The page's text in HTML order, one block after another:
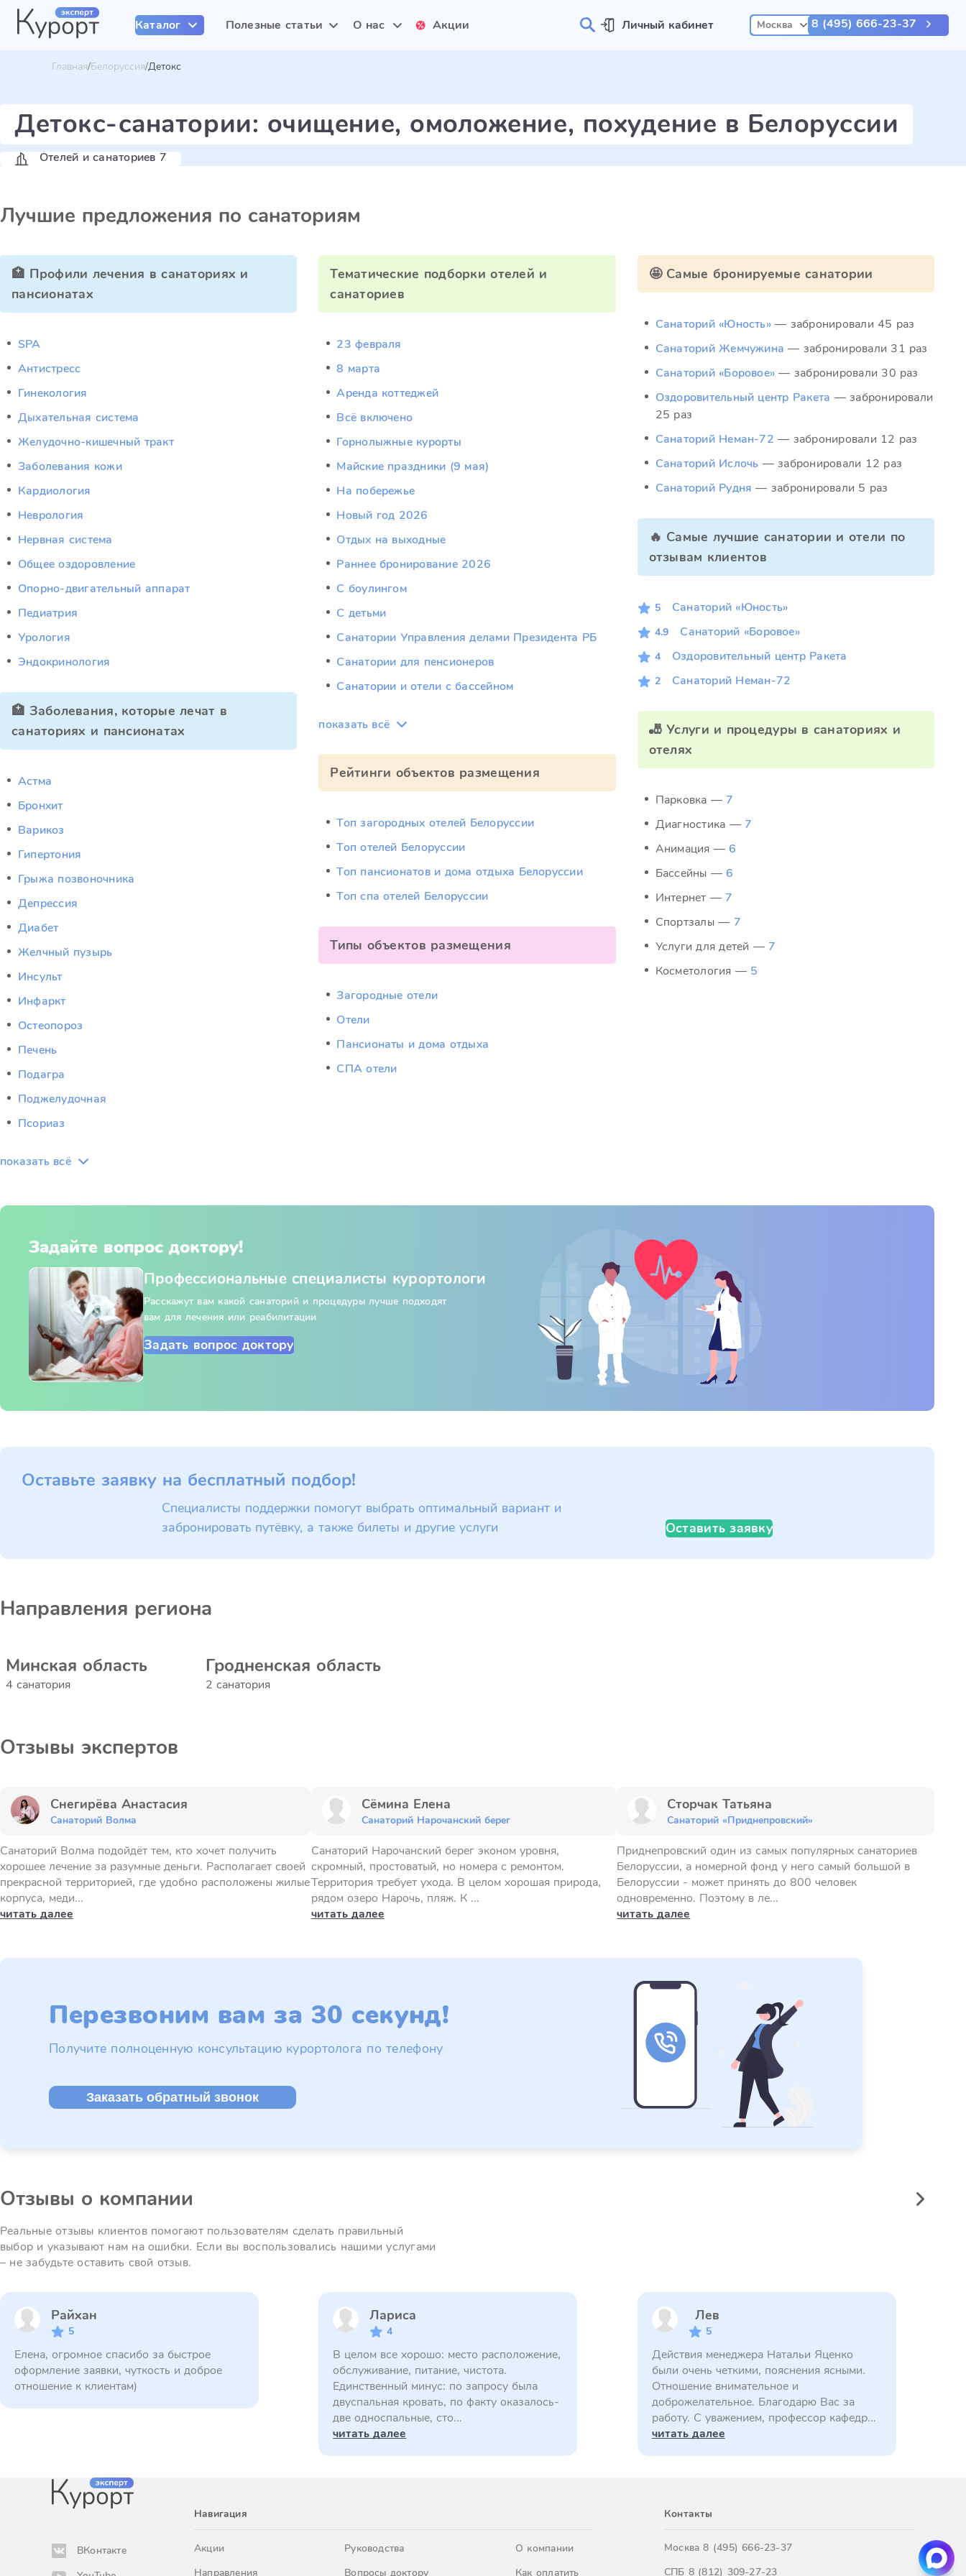
Каталог Полезные статьи О нас Акции Личный кабинет Москва 8 (495) 666-23-37
Главная Белоруссия Детокс
Детокс-санатории: очищение, омоложение, похудение в Белоруссии
Отелей и санаториев 7
Лучшие предложения по санаториям
🏥 Профили лечения в санаториях и
пансионатах
SPA
Антистресс
Гинекология
Дыхательная система
Желудочно-кишечный тракт
Заболевания кожи
Кардиология
Неврология
Нервная система
Общее оздоровление
Опорно-двигательный аппарат
Педиатрия
Урология
Эндокринология
🏥 Заболевания, которые лечат в
санаториях и пансионатах
Астма
Бронхит
Варикоз
Гипертония
Грыжа позвоночника
Депрессия
Диабет
Желчный пузырь
Инсульт
Инфаркт
Остеопороз
Печень
Подагра
Поджелудочная
Псориаз
показать всё
Тематические подборки отелей и
санаториев
23 февраля
8 марта
Аренда коттеджей
Всё включено
Горнолыжные курорты
Майские праздники (9 мая)
На побережье
Новый год 2026
Отдых на выходные
Раннее бронирование 2026
С боулингом
С детьми
Санатории Управления делами Президента РБ
Санатории для пенсионеров
Санатории и отели с бассейном
показать всё
Рейтинги объектов размещения
Топ загородных отелей Белоруссии
Топ отелей Белоруссии
Топ пансионатов и дома отдыха Белоруссии
Топ спа отелей Белоруссии
Типы объектов размещения
Загородные отели
Отели
Пансионаты и дома отдыха
СПА отели
🤩 Самые бронируемые санатории
Санаторий «Юность» — забронировали 45 раз
Санаторий Жемчужина — забронировали 31 раз
Санаторий «Боровое» — забронировали 30 раз
Оздоровительный центр Ракета — забронировали
25 раз
Санаторий Неман-72 — забронировали 12 раз
Санаторий Ислочь — забронировали 12 раз
Санаторий Рудня — забронировали 5 раз
🔥 Самые лучшие санатории и отели по
отзывам клиентов
5 Санаторий «Юность»
4.9 Санаторий «Боровое»
4 Оздоровительный центр Ракета
2 Санаторий Неман-72
🎳 Услуги и процедуры в санаториях и
отелях
Парковка — 7
Диагностика — 7
Анимация —6
Бассейны —6
Интернет — 7
Спортзалы — 7
Услуги для детей — 7
Косметология — 5
Задайте вопрос доктору!
Профессиональные специалисты курортологи
Расскажут вам какой санаторий и процедуры лучше подходят
вам для лечения или реабилитации
Задать вопрос доктору
Оставьте заявку на бесплатный подбор!
Специалисты поддержки помогут выбрать оптимальный вариант и
забронировать путёвку, а также билеты и другие услуги
Оставить заявку
Направления региона
Минская область
4 санатория
Гродненская область
2 санатория
Отзывы экспертов
Снегирёва Анастасия
Санаторий Волма
Санаторий Волма подойдёт тем, кто хочет получить
хорошее лечение за разумные деньги. Располагает своей
прекрасной территорией, где удобно расположены жилые
корпуса, меди...
читать далее
Сёмина Елена
Санаторий Нарочанский берег
Санаторий Нарочанский берег эконом уровня,
скромный, простоватый, но номера с ремонтом.
Территория требует ухода. В целом хорошая природа,
рядом озеро Нарочь, пляж. К ...
читать далее
Сторчак Татьяна
Санаторий «Приднепровский»
Приднепровский один из самых популярных санаториев
Белоруссии, а номерной фонд у него самый большой в
Белоруссии - может принять до 800 человек
одновременно. Поэтому в ле...
читать далее
Перезвоним вам за 30 секунд!
Получите полноценную консультацию курортолога по телефону
Заказать обратный звонок
Отзывы о компании
Реальные отзывы клиентов помогают пользователям сделать правильный
выбор и указывают нам на ошибки. Если вы воспользовались нашими услугами
– не забудьте оставить свой отзыв.
Райхан
5
Елена, огромное спасибо за быстрое
оформление заявки, чуткость и доброе
отношение к клиентам)
Лариса
4
В целом все хорошо: место расположение,
обслуживание, питание, чистота.
Единственный минус: по запросу была
двуспальная кровать, по факту оказалось-
две односпальные, сто...
читать далее
Лев
5
Действия менеджера Натальи Яценко
были очень четкими, пояснения ясными.
Отношение внимательное и
доброжелательное. Благодарю Вас за
работу. С уважением, профессор кафедр...
читать далее
ВКонтакте
Навигация
Акции
Направления
Руководства
Вопросы доктору
О компании
Как оплатить
Контакты
Москва8 (495) 666-23-37
СПБ 8 (812) 309-27-23